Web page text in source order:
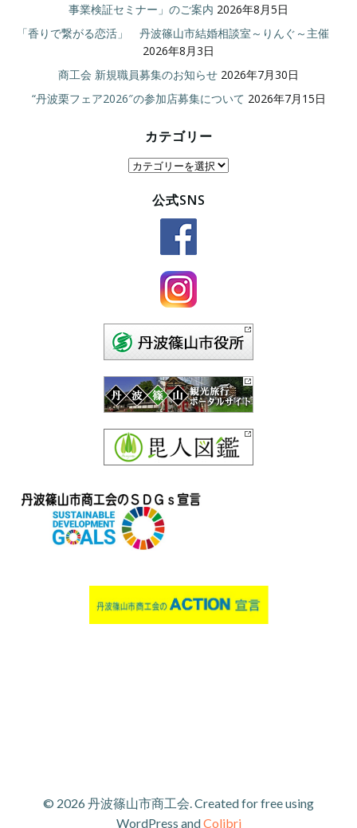
事業検証セミナー」のご案内 2026年8月5日
「香りで繋がる恋活」 丹波篠山市結婚相談室～りんぐ～主催
2026年8月3日
商工会 新規職員募集のお知らせ 2026年7月30日
“丹波栗フェア2026″の参加店募集について 2026年7月15日
カテゴリー
カ
公式SNS
© 2026 丹波篠山市商工会. Created for free using
WordPress andColibri